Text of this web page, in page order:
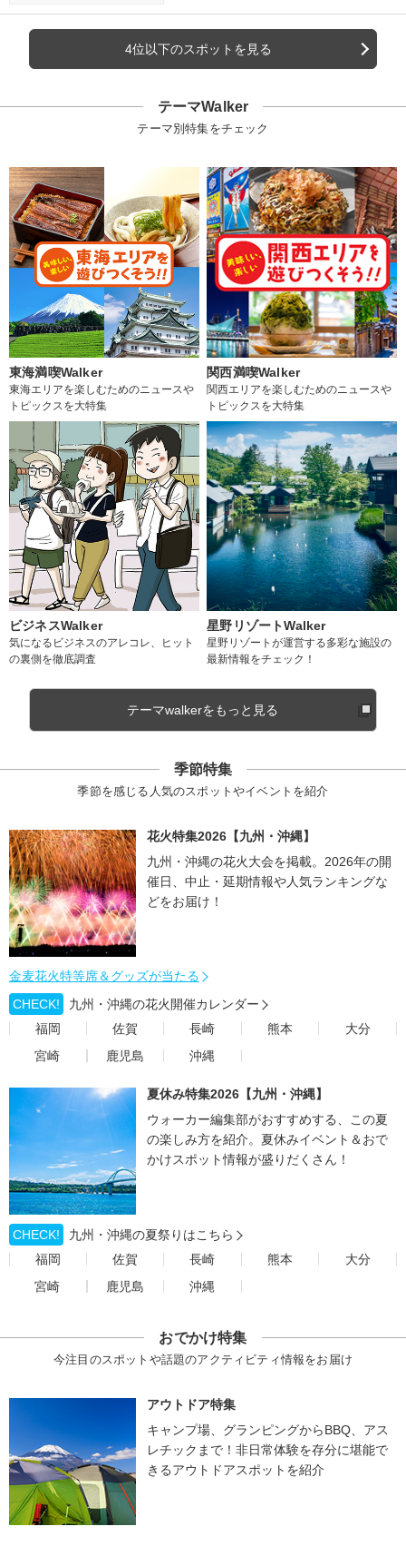
4位以下のスポットを見る
テーマWalker
テーマ別特集をチェック
東海満喫Walker
東海エリアを楽しむためのニュースや
トピックスを大特集
関西満喫Walker
関西エリアを楽しむためのニュースや
トピックスを大特集
ビジネスWalker
気になるビジネスのアレコレ、ヒット
の裏側を徹底調査
星野リゾートWalker
星野リゾートが運営する多彩な施設の
最新情報をチェック！
テーマwalkerをもっと見る
季節特集
季節を感じる人気のスポットやイベントを紹介
花火特集2026【九州・沖縄】
九州・沖縄の花火大会を掲載。2026年の開
催日、中止・延期情報や人気ランキングな
どをお届け！
金麦花火特等席＆グッズが当たる
CHECK!
九州・沖縄の花火開催カレンダー
福岡
佐賀 長崎 熊本
大分
宮崎
鹿児島 沖縄
夏休み特集2026【九州・沖縄】
ウォーカー編集部がおすすめする、この夏
の楽しみ方を紹介。夏休みイベント＆おで
かけスポット情報が盛りだくさん！
CHECK!
九州・沖縄の夏祭りはこちら
福岡
佐賀 長崎 熊本
大分
宮崎
鹿児島 沖縄
おでかけ特集
今注目のスポットや話題のアクティビティ情報をお届け
アウトドア特集
キャンプ場、グランピングからBBQ、アス
レチックまで！非日常体験を存分に堪能で
きるアウトドアスポットを紹介